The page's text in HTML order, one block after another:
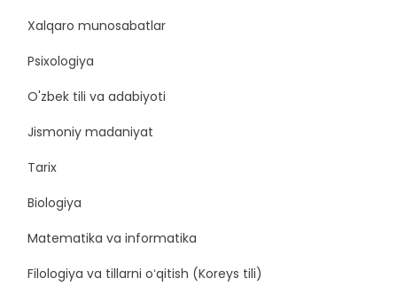
Xalqaro munosabatlar
Psixologiya
O'zbek tili va adabiyoti
Jismoniy madaniyat
Tarix
Biologiya
Matematika va informatika
Filologiya va tillarni oʻqitish (Koreys tili)